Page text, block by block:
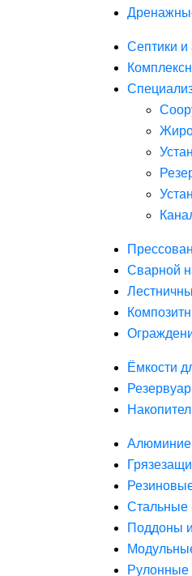
Септики и
Сварной
Ёмкости
Стальные
Поддоны
Рулонные